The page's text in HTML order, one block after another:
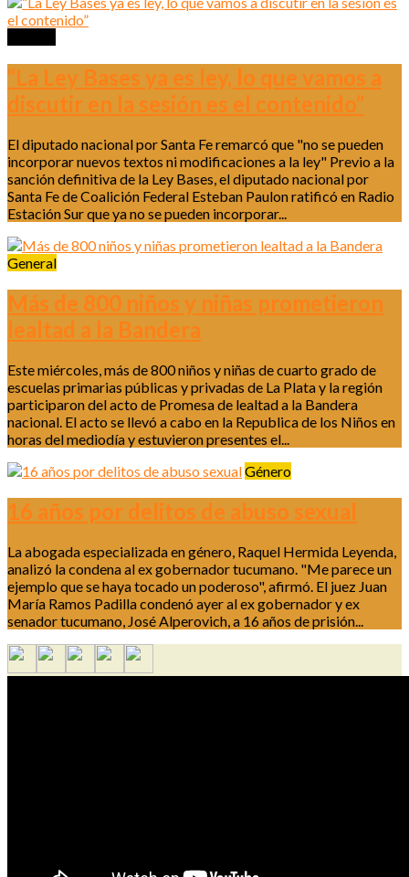
“La Ley Bases ya es ley, lo que vamos a
discutir en la sesión es el contenido”
El diputado nacional por Santa Fe remarcó que "no se pueden
incorporar nuevos textos ni modificaciones a la ley" Previo a la
sanción definitiva de la Ley Bases, el diputado nacional por
Santa Fe de Coalición Federal Esteban Paulon ratificó en Radio
Estación Sur que ya no se pueden incorporar...
General
Más de 800 niños y niñas prometieron
lealtad a la Bandera
Este miércoles, más de 800 niños y niñas de cuarto grado de
escuelas primarias públicas y privadas de La Plata y la región
participaron del acto de Promesa de lealtad a la Bandera
nacional. El acto se llevó a cabo en la Republica de los Niños en
horas del mediodía y estuvieron presentes el...
Género
16 años por delitos de abuso sexual
La abogada especializada en género, Raquel Hermida Leyenda,
analizó la condena al ex gobernador tucumano. "Me parece un
ejemplo que se haya tocado un poderoso", afirmó. El juez Juan
María Ramos Padilla condenó ayer al ex gobernador y ex
senador tucumano, José Alperovich, a 16 años de prisión...